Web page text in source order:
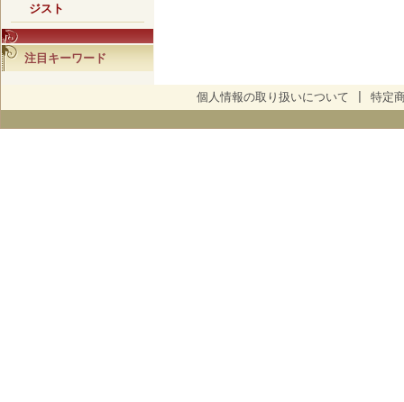
ジスト
注目キーワード
個人情報の取り扱いについて 特定